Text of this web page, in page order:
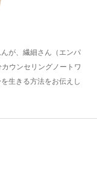
が、繊細さん（エンパ
ウンセリングノートワ
生きる方法をお伝えし